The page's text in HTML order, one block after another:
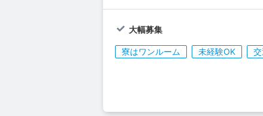
大幅募集
寮はワンルーム 未経験OK